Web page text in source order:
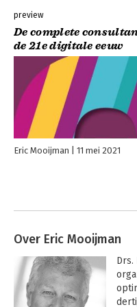
preview
De complete
de 21e digitale eeuw
Eric Mooijman 11 mei 2021
Over Eric Mooijman
Drs.